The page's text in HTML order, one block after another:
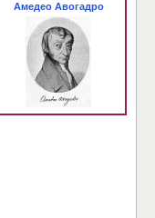
Амедео Авогадро